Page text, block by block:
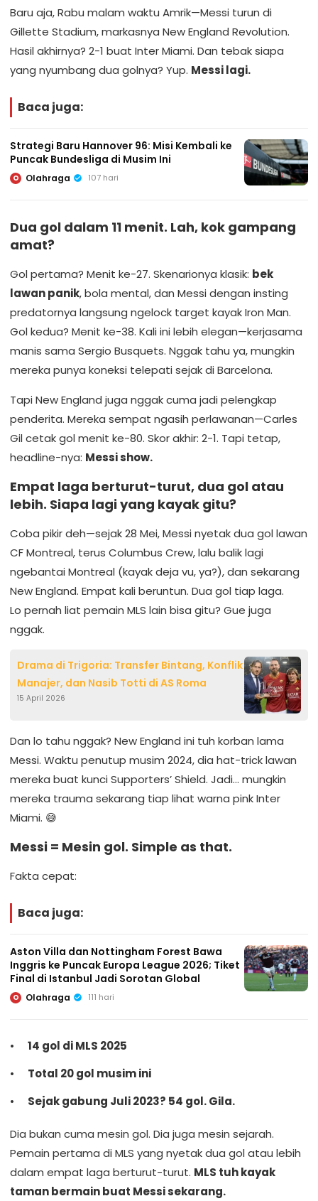
Baru aja, Rabu malam waktu Amrik—Messi turun di
Gillette Stadium, markasnya New England Revolution.
Hasil akhirnya? 2-1 buat Inter Miami. Dan tebak siapa
yang nyumbang dua golnya? Yup. Messi lagi.
Baca juga:
Strategi Baru Hannover 96: Misi Kembali ke
Puncak Bundesliga di Musim Ini
O Olahraga 107 hari
Dua gol dalam 11 menit. Lah, kok gampang
amat?
Gol pertama? Menit ke-27. Skenarionya klasik: bek
lawan panik, bola mental, dan Messi dengan insting
predatornya langsung ngelock target kayak Iron Man.
Gol kedua? Menit ke-38. Kali ini lebih elegan—kerjasama
manis sama Sergio Busquets. Nggak tahu ya, mungkin
mereka punya koneksi telepati sejak di Barcelona.
Tapi New England juga nggak cuma jadi pelengkap
penderita. Mereka sempat ngasih perlawanan—Carles
Gil cetak gol menit ke-80. Skor akhir: 2-1. Tapi tetap,
headline-nya: Messi show.
Empat laga berturut-turut, dua gol atau
lebih. Siapa lagi yang kayak gitu?
Coba pikir deh—sejak 28 Mei, Messi nyetak dua gol lawan
CF Montreal, terus Columbus Crew, lalu balik lagi
ngebantai Montreal (kayak deja vu, ya?), dan sekarang
New England. Empat kali beruntun. Dua gol tiap laga.
Lo pernah liat pemain MLS lain bisa gitu? Gue juga
nggak.
Drama di Trigoria: Transfer Bintang, Konflik
Manajer, dan Nasib Totti di AS Roma
15 April 2026
Dan lo tahu nggak? New England ini tuh korban lama
Messi. Waktu penutup musim 2024, dia hat-trick lawan
mereka buat kunci Supporters’ Shield. Jadi… mungkin
mereka trauma sekarang tiap lihat warna pink Inter
Miami. 😅
Messi = Mesin gol. Simple as that.
Fakta cepat:
Baca juga:
Aston Villa dan Nottingham Forest Bawa
Inggris ke Puncak Europa League 2026; Tiket
Final di Istanbul Jadi Sorotan Global
O Olahraga 111 hari
14 gol di MLS 2025
Total 20 gol musim ini
Sejak gabung Juli 2023? 54 gol. Gila.
Dia bukan cuma mesin gol. Dia juga mesin sejarah.
Pemain pertama di MLS yang nyetak dua gol atau lebih
dalam empat laga berturut-turut. MLS tuh kayak
taman bermain buat Messi sekarang.